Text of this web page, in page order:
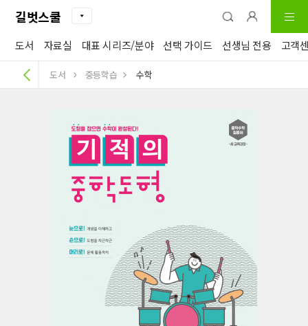
길벗스쿨
도서 자료실 대표 시리즈/분야 선택 가이드 선생님 전용 고객
도서 중등학습 수학